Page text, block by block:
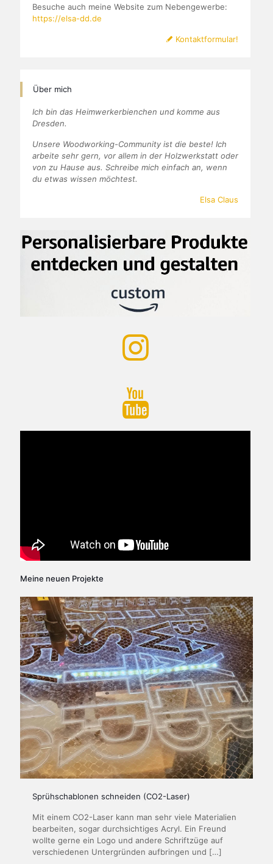
Besuche auch meine Website zum Nebengewerbe:
https://elsa-dd.de
Kontaktformular!
Über mich
Ich bin das Heimwerkerbienchen und komme aus
Dresden.
Unsere Woodworking-Community ist die beste! Ich
arbeite sehr gern, vor allem in der Holzwerkstatt oder
von zu Hause aus. Schreibe mich einfach an, wenn
du etwas wissen möchtest.
Elsa Claus
Meine neuen Projekte
Sprühschablonen schneiden (CO2-Laser)
Mit einem CO2-Laser kann man sehr viele Materialien
bearbeiten, sogar durchsichtiges Acryl. Ein Freund
wollte gerne ein Logo und andere Schriftzüge auf
verschiedenen Untergründen aufbringen und […]